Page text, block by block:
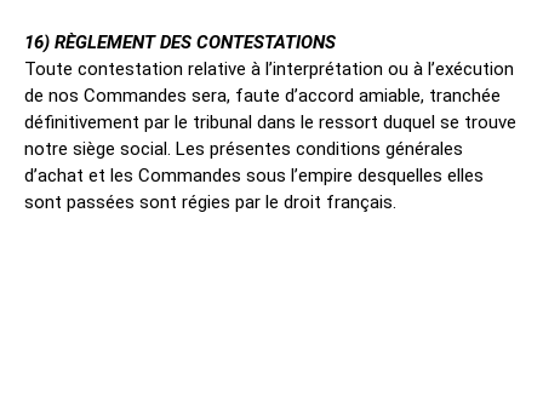
16) RÈGLEMENT DES CONTESTATIONS
Toute contestation relative à l’interprétation ou à l’exécution
de nos Commandes sera, faute d’accord amiable, tranchée
définitivement par le tribunal dans le ressort duquel se trouve
notre siège social. Les présentes conditions générales
d’achat et les Commandes sous l’empire desquelles elles
sont passées sont régies par le droit français.